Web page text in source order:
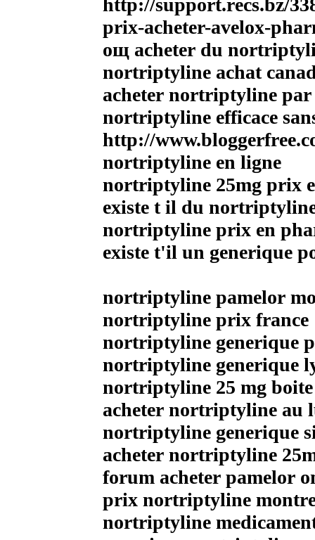
http://support.recs.bz/
prix-acheter-avelox-
oщ acheter du
nortriptyline achat
acheter nortriptyline
nortriptyline efficace
http://
nortriptyline en ligne
nortriptyline 25mg prix
existe t il du
nortriptyline prix en
existe t'il un generique
nortriptyline pamelor
nortriptyline prix france
nortriptyline generique
nortriptyline generique
nortriptyline 25 mg
acheter nortriptyline au
nortriptyline generique
acheter nortriptyline
forum acheter pamelor
prix nortriptyline
nortriptyline